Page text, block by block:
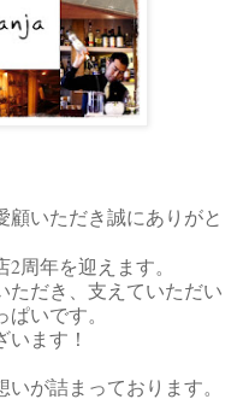
顧いただき誠にありがと
2周年を迎えます。
ただき、支えていただい
いです。
ます！
が詰まっております。